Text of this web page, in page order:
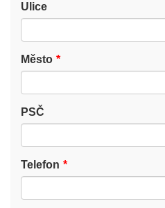
Ulice
Město
PSČ
Telefon